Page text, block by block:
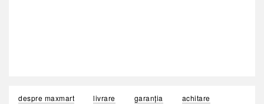
despre maxmart livrare garanția
achitare